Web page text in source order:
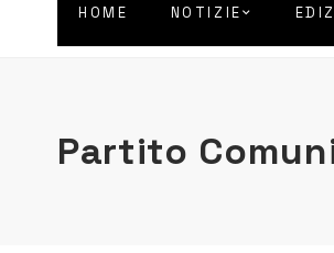
HOME NOTIZIE
Partito